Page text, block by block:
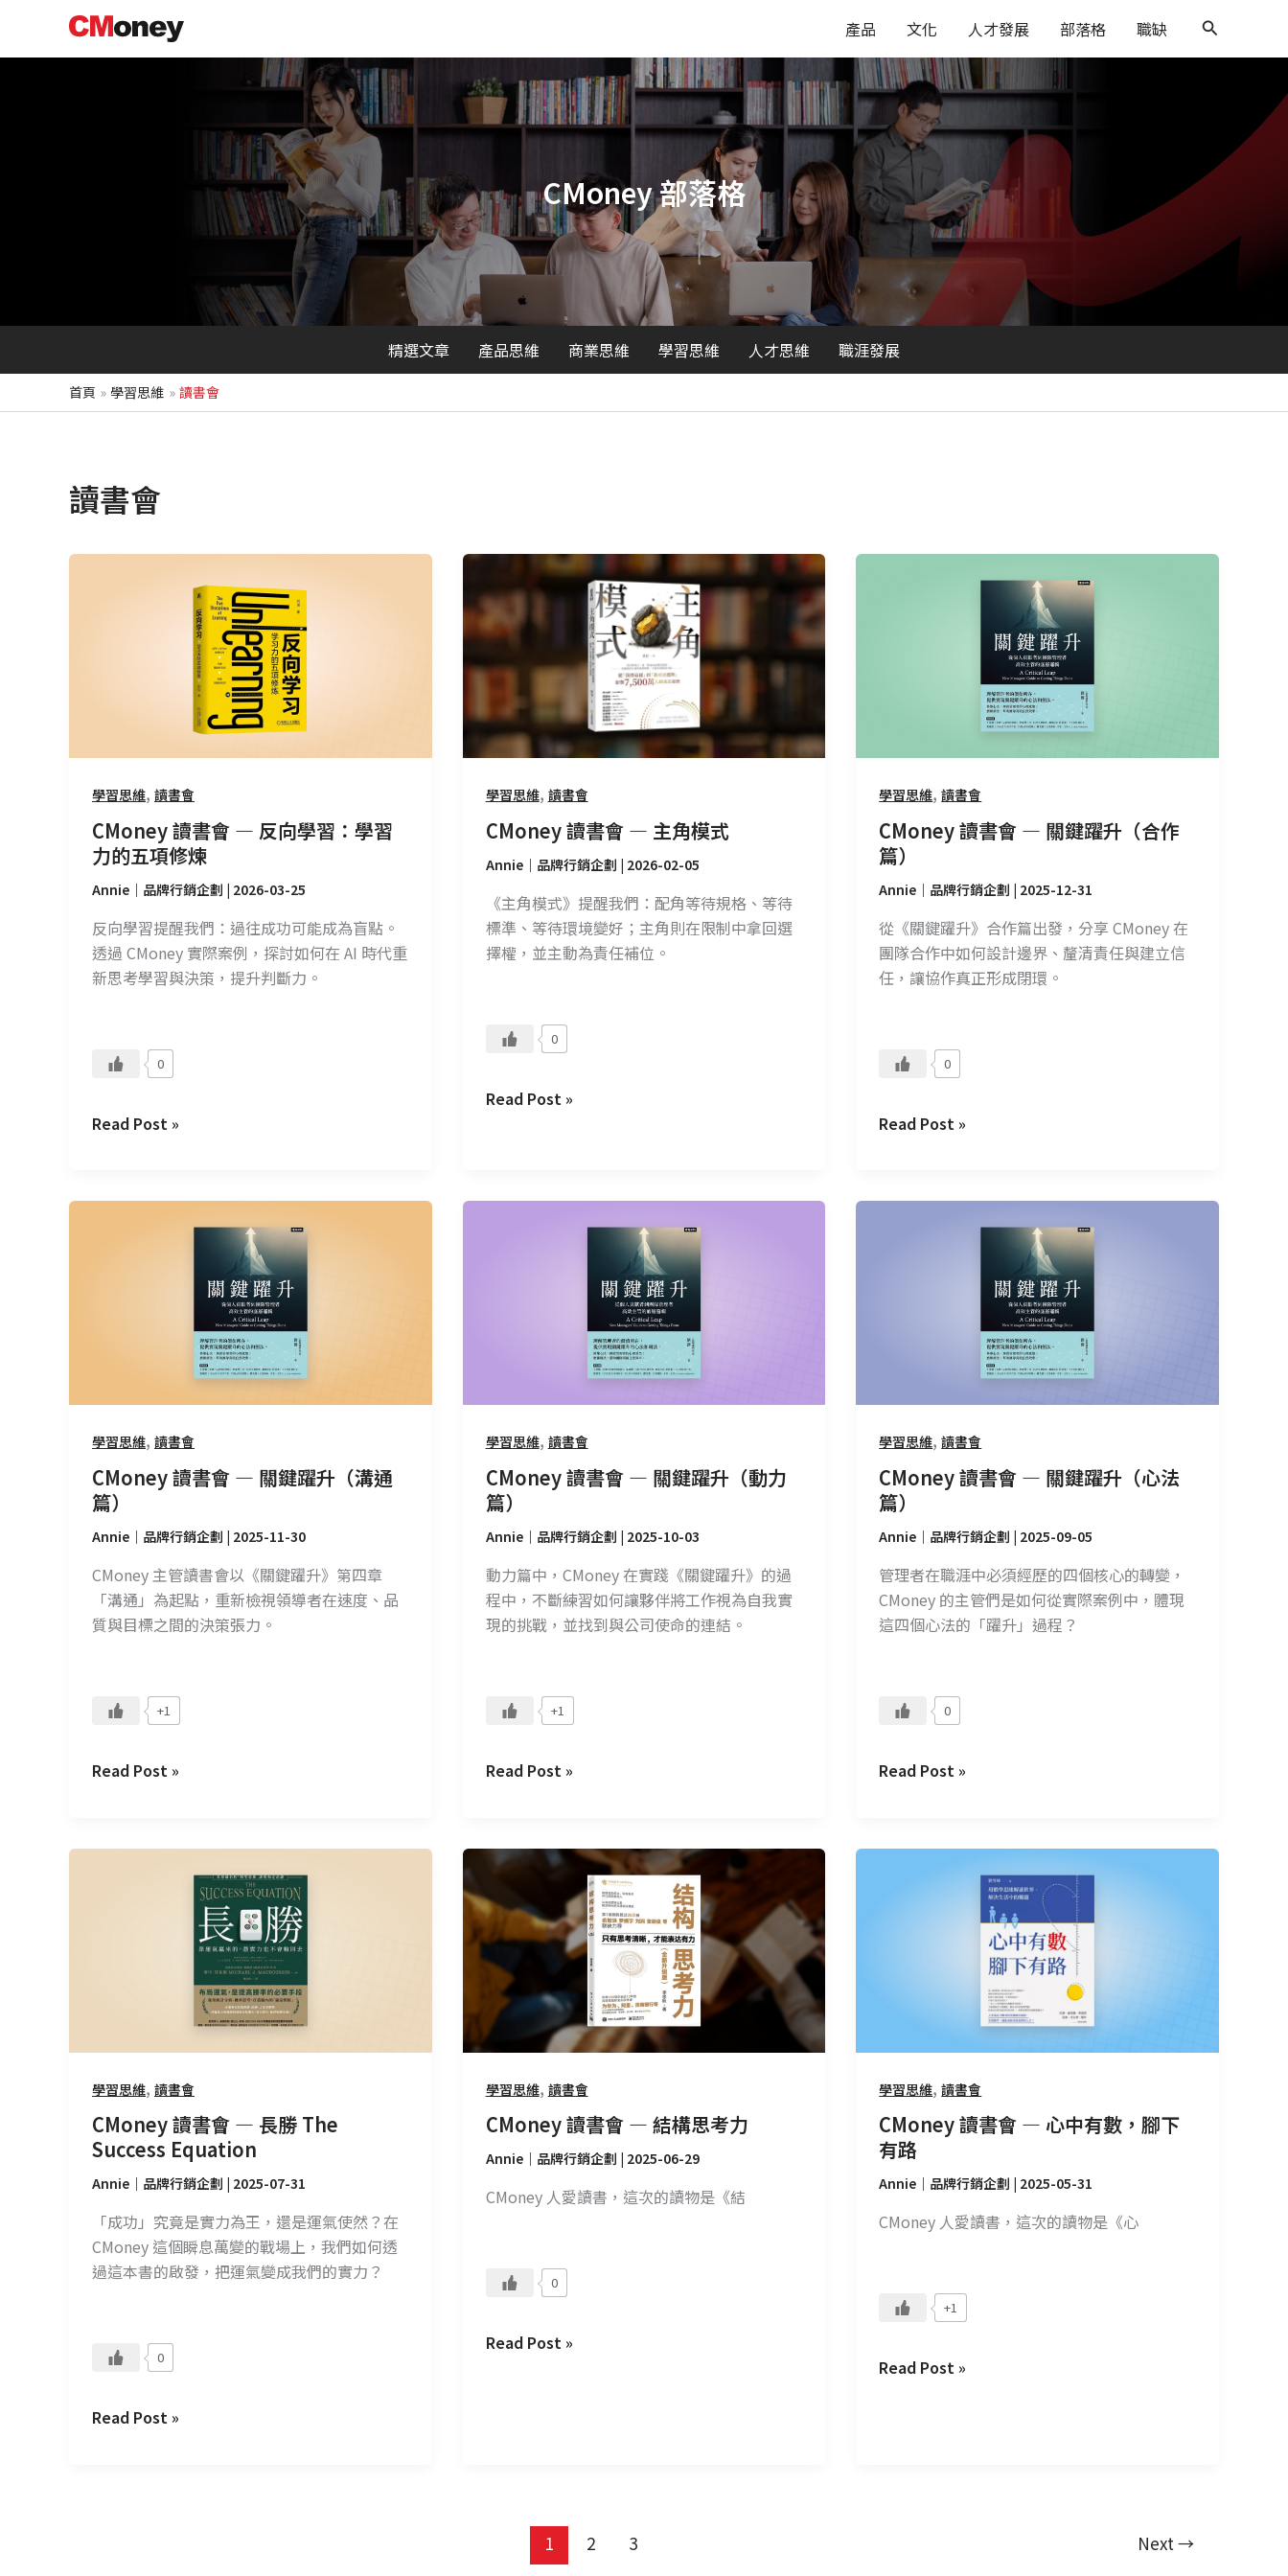
主
產品 文化 人才發展 部落格 職缺
搜
尋
CMoney 部落格
精選文章 產品思維 商業思維 學習思維 人才思維 職涯發展
首頁 學習思維 讀書會
讀書會
學習思維, 讀書會
CMoney 讀書會 — 反向學習：學習
力的五項修煉
Annie｜品牌行銷企劃 | 2026-03-25
反向學習提醒我們：過往成功可能成為盲點。
透過 CMoney 實際案例，探討如何在 AI 時代重
新思考學習與決策，提升判斷力。
0
習：
學
力
的
五
修
煉
Read Post »
學習思維, 讀書會
CMoney 讀書會 — 主角模式
Annie｜品牌行銷企劃 | 2026-02-05
《主角模式》提醒我們：配角等待規格、等待
標準、等待環境變好；主角則在限制中拿回選
擇權，並主動為責任補位。
0
CMoney
讀
書
會
—
角
模
式
Read Post »
學習思維,讀書會
CMoney 讀書會 — 關鍵躍升（合作
篇）
Annie｜品牌行銷企劃 | 2025-12-31
從《關鍵躍升》合作篇出發，分享 CMoney 在
團隊合作中如何設計邊界、釐清責任與建立信
任，讓協作真正形成閉環。
0
升
（合
篇）
Read Post »
學習思維, 讀書會
CMoney 讀書會 — 關鍵躍升（溝通
篇）
Annie｜品牌行銷企劃 | 2025-11-30
CMoney 主管讀書會以《關鍵躍升》第四章
「溝通」為起點，重新檢視領導者在速度、品
質與目標之間的決策張力。
+1
升
（溝
篇）
Read Post »
學習思維, 讀書會
CMoney 讀書會 — 關鍵躍升（動力
篇）
Annie｜品牌行銷企劃 | 2025-10-03
動力篇中，CMoney 在實踐《關鍵躍升》的過
程中，不斷練習如何讓夥伴將工作視為自我實
現的挑戰，並找到與公司使命的連結。
+1
升
（動
篇）
Read Post »
學習思維,讀書會
CMoney 讀書會 — 關鍵躍升（心法
篇）
Annie｜品牌行銷企劃 | 2025-09-05
管理者在職涯中必須經歷的四個核心的轉變，
CMoney 的主管們是如何從實際案例中，體現
這四個心法的「躍升」過程？
0
升
（心
篇）
Read Post »
學習思維, 讀書會
CMoney 讀書會 — 長勝 The
Success Equation
Annie｜品牌行銷企劃 | 2025-07-31
「成功」究竟是實力為王，還是運氣使然？在
CMoney 這個瞬息萬變的戰場上，我們如何透
過這本書的啟發，把運氣變成我們的實力？
0
Success
Equation
Read Post »
學習思維, 讀書會
CMoney 讀書會 — 結構思考力
Annie｜品牌行銷企劃 | 2025-06-29
CMoney 人愛讀書，這次的讀物是《結
0
CMoney
書
會
—
構
思
考
力
Read Post »
學習思維,讀書會
CMoney 讀書會 — 心中有數，腳下
有路
Annie｜品牌行銷企劃 | 2025-05-31
CMoney 人愛讀書，這次的讀物是《心
+1
數，
腳
有
路
Read Post »
1 2 3 Next→